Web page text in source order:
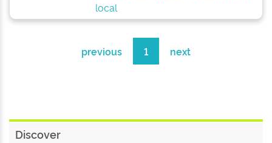
local
previous 1 next
Discover